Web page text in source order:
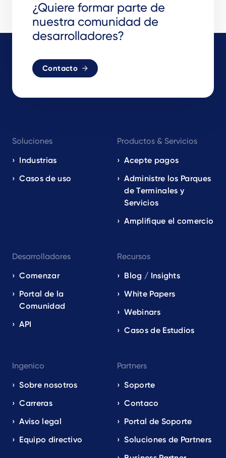
¿Quiere formar parte de
nuestra comunidad de
desarrolladores?
Contacto
navigation
EN
Soluciones
Industrias
Casos de uso
Productos & Servicios
Acepte pagos
Administre los Parques
de Terminales y
Servicios
Amplifique el comercio
Desarrolladores
Comenzar
Portal de la
Comunidad
API
Recursos
Blog / Insights
White Papers
Webinars
Casos de Estudios
Ingenico
Sobre nosotros
Carreras
Aviso legal
Equipo directivo
Partners
Soporte
Contaco
Portal de Soporte
Soluciones de Partners